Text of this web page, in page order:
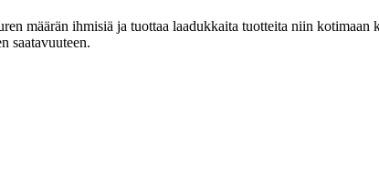
määrän ihmisiä ja tuottaa laadukkaita tuotteita niin
saatavuuteen.